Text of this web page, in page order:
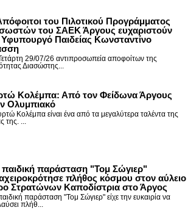
του Πιλοτικού Προγράμματος
του ΣΑΕΚ Άργους ευχαριστούν
Υφυπουργό Παιδείας Κωνσταντίνο
29/07/26 αντιπροσωπεία αποφοίτων της
Διασώστης...
Κολέμπα: Από τον Φείδωνα Άργους
Ολυμπιακό
Κολέμπα είναι ένα από τα μεγαλύτερα ταλέντα της
της. ...
παιδική παράσταση "Τομ Σώγιερ"
πλήθος κόσμου στον αύλειο
Στρατώνων Καποδίστρια στο Άργος
παράσταση "Τομ Σώγιερ" είχε την ευκαιρία να
πλήθ...